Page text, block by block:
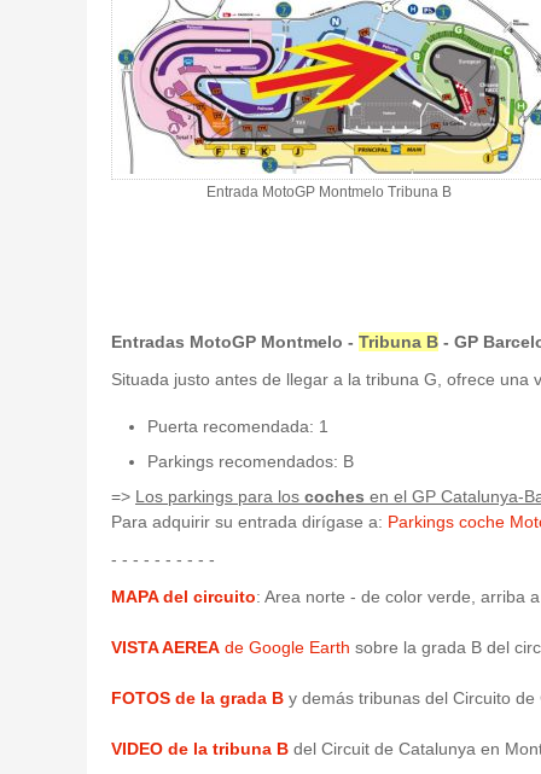
Entrada MotoGP Montmelo Tribuna B
Entradas MotoGP Montmelo - Tribuna B - GP
Situada justo antes de llegar a la tribuna G, ofrece
Puerta recomendada: 1
Parkings recomendados: B
=> Los parkings para los coches en el GP Catalunya-
Para adquirir su entrada dirígase a: Parkings coche
- - - - - - - - - -
MAPA del circuito: Area norte - de color verde, arriba
VISTA AEREA de Google Earth sobre la grada B del
FOTOS de la grada B y demás tribunas del Circuito de
VIDEO de la tribuna B del Circuit de Catalunya en